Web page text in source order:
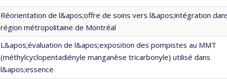
Réorientation de l&apos;offre de soins vers l&apos;intégration
région métropolitaine de Montréal
L&apos;évaluation de l&apos;exposition des pompistes au MMT
(méthylcyclopentadiényle manganèse tricarbonyle) utilisé dans
l&apos;essence